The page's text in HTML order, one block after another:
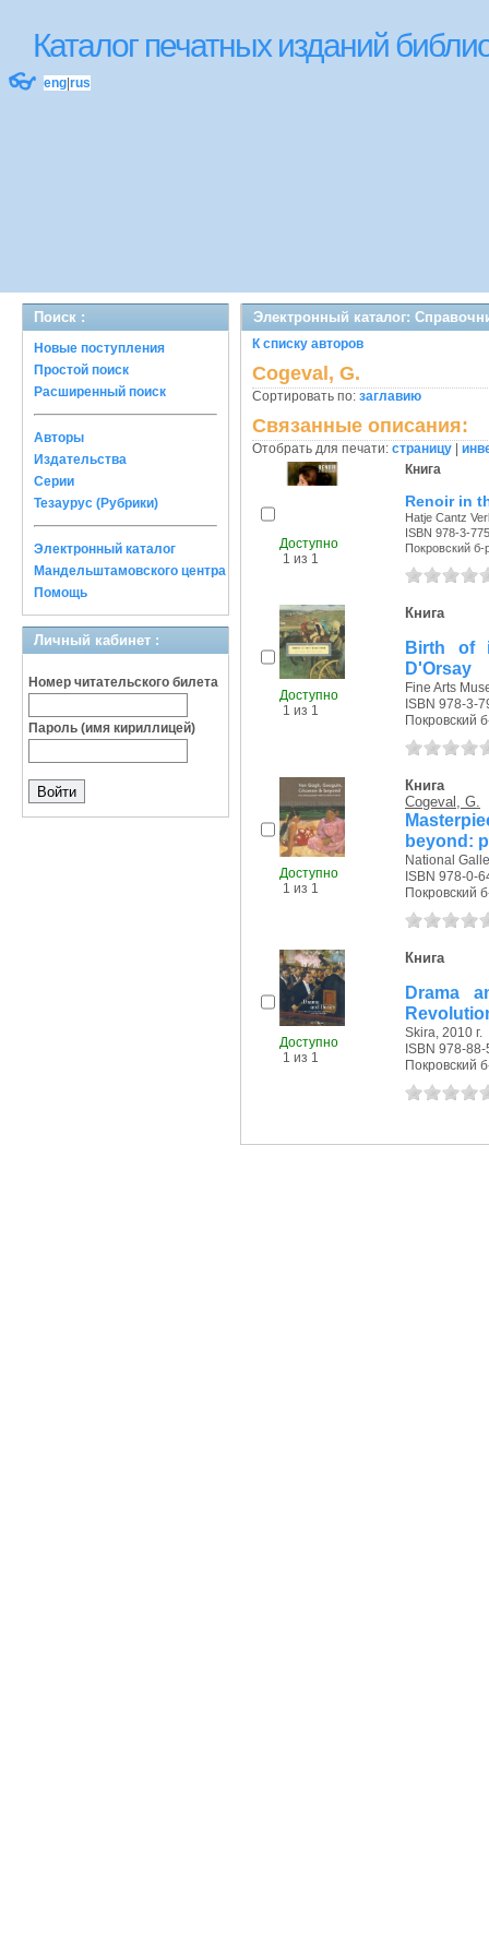
Каталог печатных изданий
👓 eng rus
Поиск :
Новые поступления
Простой поиск
Расширенный поиск
Авторы
Издательства
Серии
Тезаурус (Рубрики)
Электронный каталог
Мандельштамовского центра
Помощь
Личный кабинет :
Номер читательского билета
Пароль (имя кириллицей)
Электронный каталог:
К списку авторов
Cogeval, G.
Сортировать по: заглавию
Связанные описания:
Отобрать для печати: страницу
Доступно
1 из 1
Книга
Renoir in
Hatje Cantz
ISBN 978-3-
Покровский б-
Доступно
1 из 1
Книга
Birth of
D'Orsay
Fine Arts
ISBN 978-3-
Покровский
Доступно
1 из 1
Книга
Cogeval, G.
beyond:
National
ISBN 978-0-
Покровский
Доступно
1 из 1
Книга
Drama
Skira, 2010 г.
ISBN 978-
Покровский